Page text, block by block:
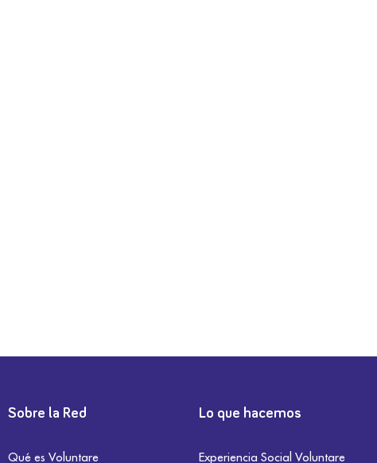
Sobre la Red
Qué es Voluntare
Lo que hacemos
Experiencia Social Voluntare